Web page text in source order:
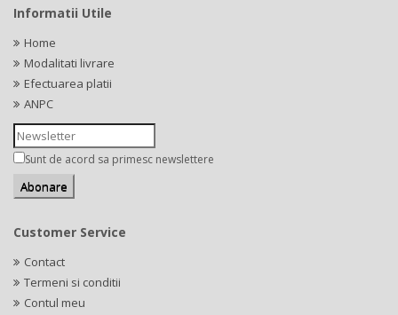
Informatii Utile
Home
Modalitati livrare
Efectuarea platii
ANPC
Sunt de acord sa primesc newslettere
Customer Service
Contact
Termeni si conditii
Contul meu